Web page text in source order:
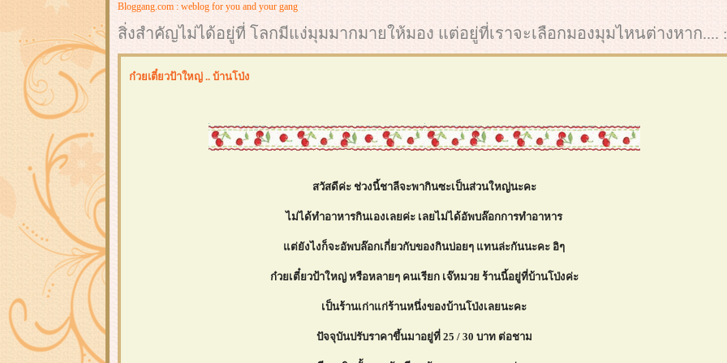
Bloggang.com : weblog for you and your gang
สิ่งสำคัญไม่ได้อยู่ที่ โลกมีแง่มุมมากมายให้มอง แต่อยู่ที่เราจะเลือกมองมุมไหนต่างหาก....
ก๋วยเตี๋ยวป้าใหญ่ .. บ้านโป่ง
สวัสดีค่ะ ช่วงนี้ชาลีจะพากินซะเป็นส่วนใหญ่นะคะ
ไม่ได้ทำอาหารกินเองเลยค่ะ เลยไม่ได้อัพบล๊อกการทำอาหาร
ต่ยังไงก็จะอัพบล๊อกเกี่ยวกับของกินบ่อยๆ แทนล่ะกันนะคะ อิๆ
ก๋วยเตี๋ยวป้าใหญ่ หรือหลายๆ คนเรียก เจ๊หมวย ร้านนี้อยู่ที่บ้านโป่งค่ะ
เป็นร้านเก่าแก่ร้านหนึ่งของบ้านโป่งเลยนะคะ
ปัจจุบันปรับราคาขึ้นมาอยู่ที่ 25 / 30 บาท ต่อชาม